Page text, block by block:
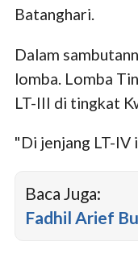
Batanghari.
Dalam
lomba. Lomba
LT-III di tingkat
"Di jenjang LT-
Baca Juga:
Fadhil Arief